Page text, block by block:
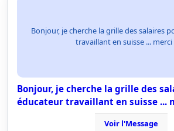
Bonjour, je cherche la grille des salaires
travaillant en suisse ... merci
Bonjour, je cherche la grille des
éducateur travaillant en suisse ...
Voir l'Message